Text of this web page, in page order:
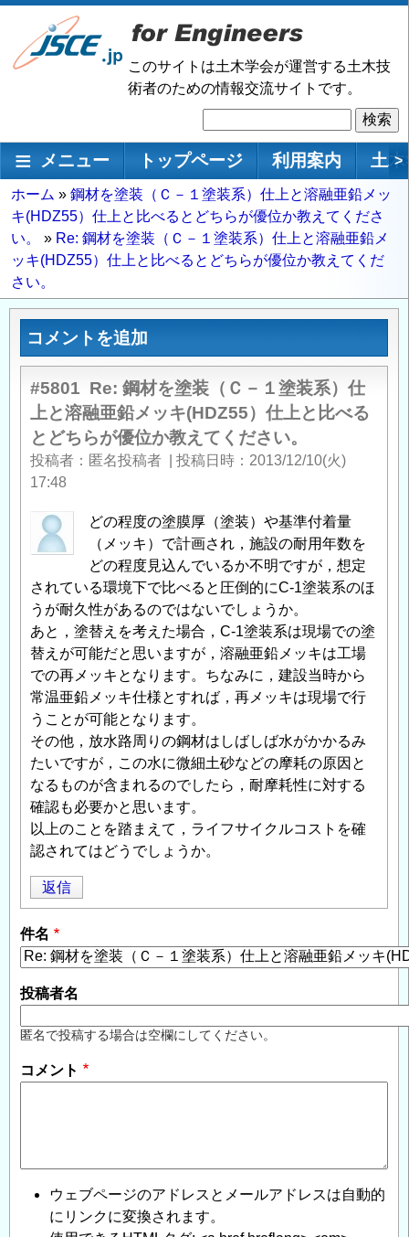
メ
ン
このサイトは土木学会が運営する土木技
術者のための情報交流サイトです。
索
メインナビゲーション
メニュー トップページ 利用案内 土 >
パ
ン
く
ず
ホーム
鋼材を塗装（Ｃ－１塗装系）仕上と溶融亜鉛メッ
キ(HDZ55）仕上と比べるとどちらが優位か教えてくださ
い。
Re: 鋼材を塗装（Ｃ－１塗装系）仕上と溶融亜鉛メ
ッキ(HDZ55）仕上と比べるとどちらが優位か教えてくだ
さい。
コメントを追加
#5801 Re: 鋼材を塗装（Ｃ－１塗装系）仕
上と溶融亜鉛メッキ(HDZ55）仕上と比べる
とどちらが優位か教えてください。
投稿者 匿名投稿者 投稿日時
2013/12/10(火)
17:48
どの程度の塗膜厚（塗装）や基準付着量
（メッキ）で計画され，施設の耐用年数を
どの程度見込んでいるか不明ですが，想定
されている環境下で比べると圧倒的にC-1塗装系のほ
うが耐久性があるのではないでしょうか。
あと，塗替えを考えた場合，C-1塗装系は現場での塗
替えが可能だと思いますが，溶融亜鉛メッキは工場
での再メッキとなります。ちなみに，建設当時から
常温亜鉛メッキ仕様とすれば，再メッキは現場で行
うことが可能となります。
その他，放水路周りの鋼材はしばしば水がかかるみ
たいですが，この水に微細土砂などの摩耗の原因と
なるものが含まれるのでしたら，耐摩耗性に対する
確認も必要かと思います。
以上のことを踏まえて，ライフサイクルコストを確
認されてはどうでしょうか。
返信
件名
投稿者名
匿名で投稿する場合は空欄にしてください。
コメント
ウェブページのアドレスとメールアドレスは自動的
にリンクに変換されます。